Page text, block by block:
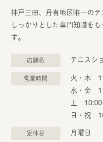
神戸三田、丹有地区唯一のテ
しっかりとした専門知識を
す。
店舗名 テニスシ
営業時間
火・木
水・金
土 10:00
日・祝
定休日 月曜日